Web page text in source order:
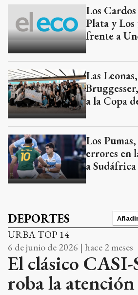
Los
Plata y Los
frente a
Las
a la Copa
Los
errores en
a Sudáfrica
DEPORTES
URBA TOP 14
6 de junio de 2026 | hace 2 meses
El clásico CASI-
roba la atención